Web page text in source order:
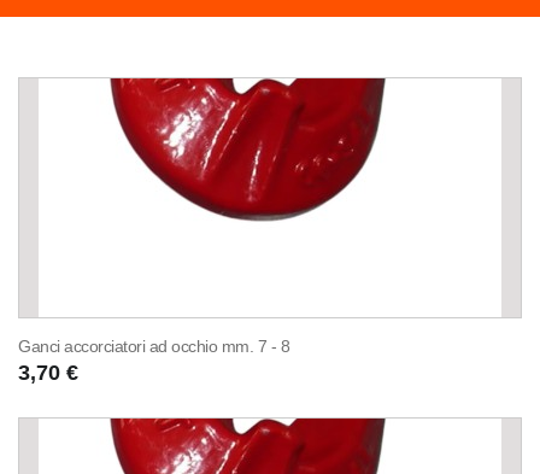
Ganci accorciatori ad occhio mm. 7 - 8
3,70 €